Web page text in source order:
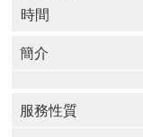
時間
簡介
服務性質